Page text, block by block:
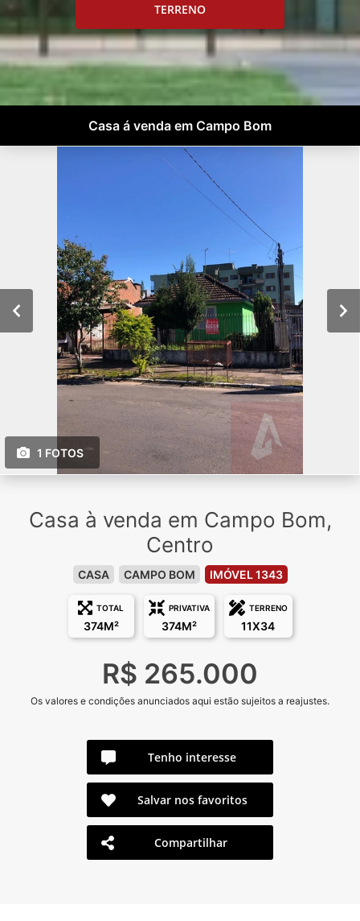
TERRENO
Casa á venda em Campo Bom
1 FOTOS
Casa à venda em Campo Bom,
Centro
CASA CAMPO BOM IMÓVEL 1343
TOTAL
374M²
PRIVATIVA
374M²
TERRENO
11X34
R$ 265.000
Os valores e condições anunciados aqui estão sujeitos a reajustes.
Tenho interesse
Salvar nos favoritos
Compartilhar